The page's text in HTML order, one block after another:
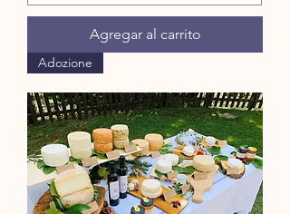
Agregar al carrito
Adozione